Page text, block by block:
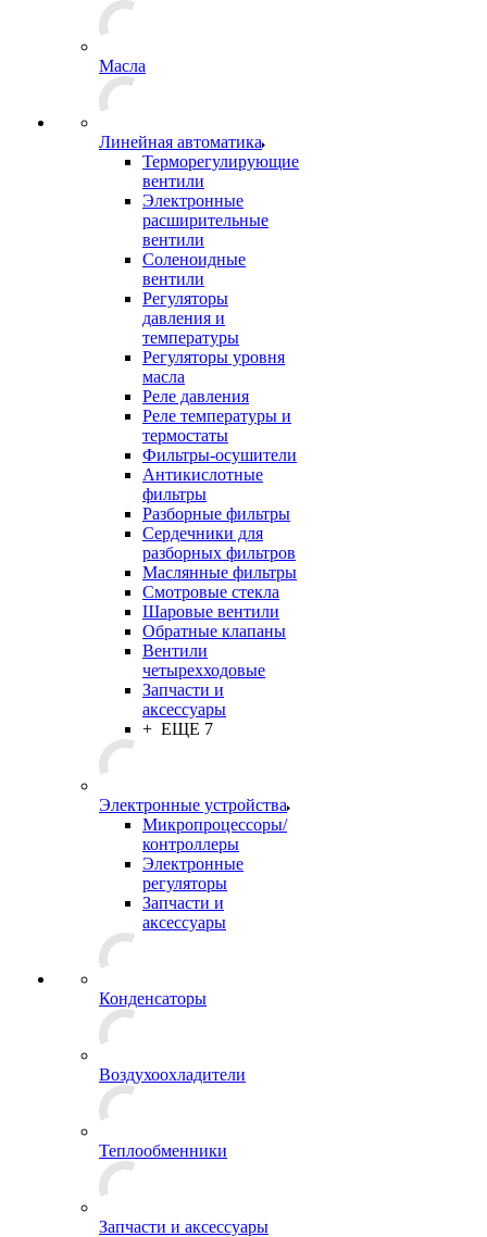
Масла
Линейная автоматика
Терморегулирующие
вентили
Электронные
расширительные
вентили
Соленоидные
вентили
Регуляторы
давления и
температуры
Регуляторы уровня
масла
Реле давления
Реле температуры и
термостаты
Фильтры-осушители
Антикислотные
фильтры
Разборные фильтры
Сердечники для
разборных фильтров
Маслянные фильтры
Смотровые стекла
Шаровые вентили
Обратные клапаны
Вентили
четырехходовые
Запчасти и
аксессуары
+ ЕЩЕ 7
Электронные устройства
Микропроцессоры/
контроллеры
Электронные
регуляторы
Запчасти и
аксессуары
Конденсаторы
Воздухоохладители
Теплообменники
Запчасти и аксессуары